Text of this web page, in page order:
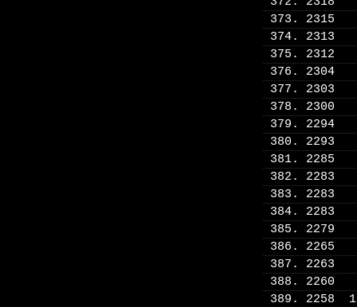
373. 2315
374. 2313
375. 2312
376. 2304
377. 2303
378. 2300
379. 2294
380. 2293
381. 2285
382. 2283
383. 2283
384. 2283
385. 2279
386. 2265
387. 2263
388. 2260
389. 2258